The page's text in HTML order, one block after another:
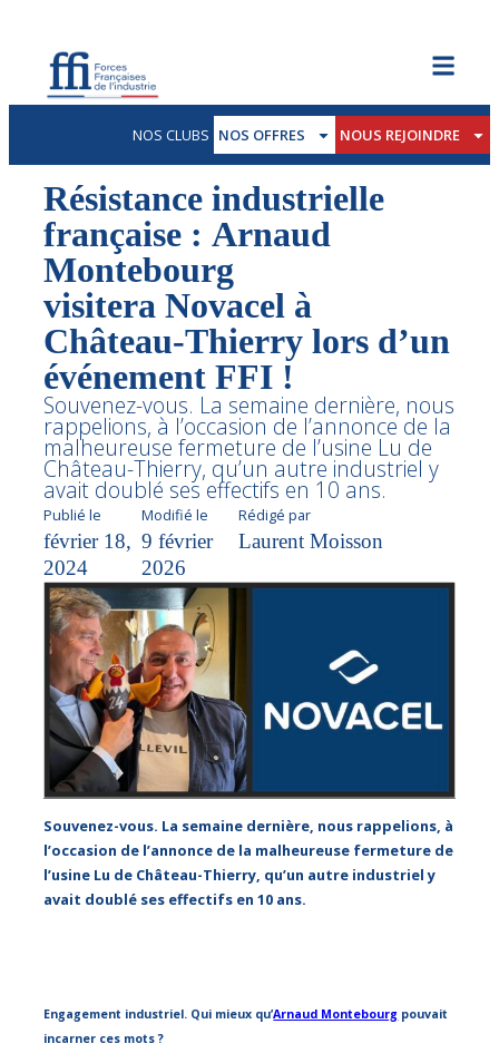
NOS CLUBS NOS OFFRES NOUS REJOINDRE
Résistance industrielle
française : Arnaud
Montebourg
visitera Novacel à
Château-Thierry lors d’un
événement FFI !
Souvenez-vous. La semaine dernière, nous
rappelions, à l’occasion de l’annonce de la
malheureuse fermeture de l’usine Lu de
Château-Thierry, qu’un autre industriel y
avait doublé ses effectifs en 10 ans.
Publié le
février 18,
2024
Modifié le
9 février
2026
Rédigé par
Laurent Moisson
Souvenez-vous. La semaine dernière, nous rappelions, à
l’occasion de l’annonce de la malheureuse fermeture de
l’usine Lu de Château-Thierry, qu’un autre industriel y
avait doublé ses effectifs en 10 ans.
Engagement industriel. Qui mieux qu’Arnaud Montebourg pouvait
incarner ces mots ?